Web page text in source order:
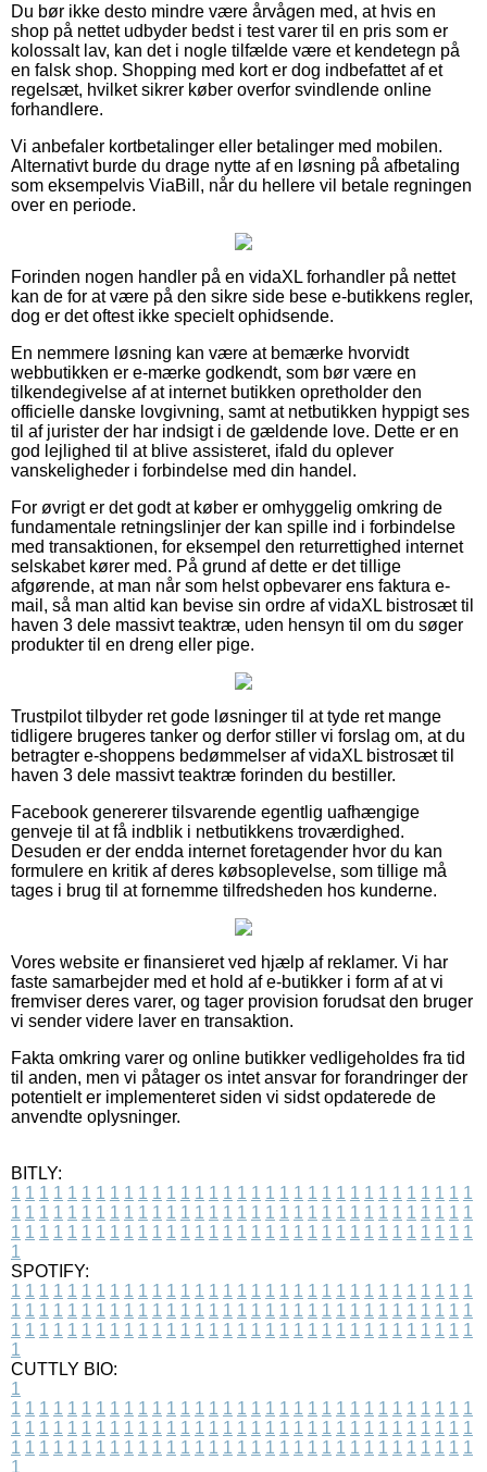
Du bør ikke desto mindre være årvågen med, at hvis en
shop på nettet udbyder bedst i test varer til en pris som er
kolossalt lav, kan det i nogle tilfælde være et kendetegn på
en falsk shop. Shopping med kort er dog indbefattet af et
regelsæt, hvilket sikrer køber overfor svindlende online
forhandlere.
Vi anbefaler kortbetalinger eller betalinger med mobilen.
Alternativt burde du drage nytte af en løsning på afbetaling
som eksempelvis ViaBill, når du hellere vil betale regningen
over en periode.
Forinden nogen handler på en vidaXL forhandler på nettet
kan de for at være på den sikre side bese e-butikkens regler,
dog er det oftest ikke specielt ophidsende.
En nemmere løsning kan være at bemærke hvorvidt
webbutikken er e-mærke godkendt, som bør være en
tilkendegivelse af at internet butikken opretholder den
officielle danske lovgivning, samt at netbutikken hyppigt ses
til af jurister der har indsigt i de gældende love. Dette er en
god lejlighed til at blive assisteret, ifald du oplever
vanskeligheder i forbindelse med din handel.
For øvrigt er det godt at køber er omhyggelig omkring de
fundamentale retningslinjer der kan spille ind i forbindelse
med transaktionen, for eksempel den returrettighed internet
selskabet kører med. På grund af dette er det tillige
afgørende, at man når som helst opbevarer ens faktura e-
mail, så man altid kan bevise sin ordre af vidaXL bistrosæt til
haven 3 dele massivt teaktræ, uden hensyn til om du søger
produkter til en dreng eller pige.
Trustpilot tilbyder ret gode løsninger til at tyde ret mange
tidligere brugeres tanker og derfor stiller vi forslag om, at du
betragter e-shoppens bedømmelser af vidaXL bistrosæt til
haven 3 dele massivt teaktræ forinden du bestiller.
Facebook genererer tilsvarende egentlig uafhængige
genveje til at få indblik i netbutikkens troværdighed.
Desuden er der endda internet foretagender hvor du kan
formulere en kritik af deres købsoplevelse, som tillige må
tages i brug til at fornemme tilfredsheden hos kunderne.
Vores website er finansieret ved hjælp af reklamer. Vi har
faste samarbejder med et hold af e-butikker i form af at vi
fremviser deres varer, og tager provision forudsat den bruger
vi sender videre laver en transaktion.
Fakta omkring varer og online butikker vedligeholdes fra tid
til anden, men vi påtager os intet ansvar for forandringer der
potentielt er implementeret siden vi sidst opdaterede de
anvendte oplysninger.
BITLY:
1 1 1 1 1 1 1 1 1 1 1 1 1 1 1 1 1 1 1 1 1 1 1 1 1 1 1 1 1 1 1 1 1
1 1 1 1 1 1 1 1 1 1 1 1 1 1 1 1 1 1 1 1 1 1 1 1 1 1 1 1 1 1 1 1 1
1 1 1 1 1 1 1 1 1 1 1 1 1 1 1 1 1 1 1 1 1 1 1 1 1 1 1 1 1 1 1 1 1
1
SPOTIFY:
1 1 1 1 1 1 1 1 1 1 1 1 1 1 1 1 1 1 1 1 1 1 1 1 1 1 1 1 1 1 1 1 1
1 1 1 1 1 1 1 1 1 1 1 1 1 1 1 1 1 1 1 1 1 1 1 1 1 1 1 1 1 1 1 1 1
1 1 1 1 1 1 1 1 1 1 1 1 1 1 1 1 1 1 1 1 1 1 1 1 1 1 1 1 1 1 1 1 1
1
CUTTLY BIO:
1
1 1 1 1 1 1 1 1 1 1 1 1 1 1 1 1 1 1 1 1 1 1 1 1 1 1 1 1 1 1 1 1 1
1 1 1 1 1 1 1 1 1 1 1 1 1 1 1 1 1 1 1 1 1 1 1 1 1 1 1 1 1 1 1 1 1
1 1 1 1 1 1 1 1 1 1 1 1 1 1 1 1 1 1 1 1 1 1 1 1 1 1 1 1 1 1 1 1 1
1